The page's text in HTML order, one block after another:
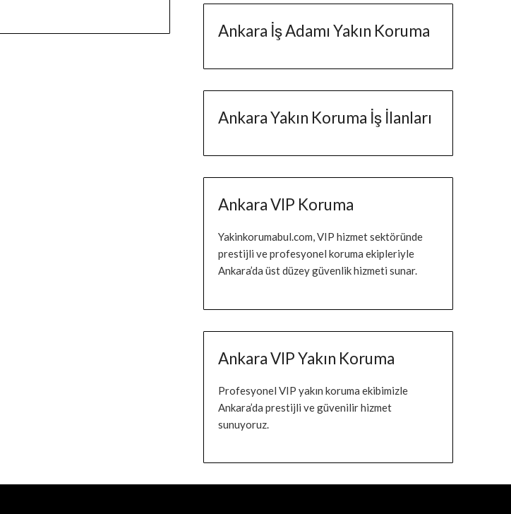
Ankara İş Adamı Yakın Koruma
Ankara Yakın Koruma İş İlanları
Ankara VIP Koruma
Yakinkorumabul.com, VIP hizmet sektöründe
prestijli ve profesyonel koruma ekipleriyle
Ankara’da üst düzey güvenlik hizmeti sunar.
Ankara VIP Yakın Koruma
Profesyonel VIP yakın koruma ekibimizle
Ankara’da prestijli ve güvenilir hizmet
sunuyoruz.